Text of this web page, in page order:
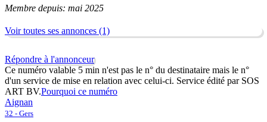
Membre depuis: mai 2025
Voir toutes ses annonces (1)
Répondre à l'annonceur
Ce numéro valable 5 min n'est pas le n° du destinataire mais le n°
d'un service de mise en relation avec celui-ci. Service édité par SOS
ART BV.Pourquoi ce numéro
Aignan
32 - Gers